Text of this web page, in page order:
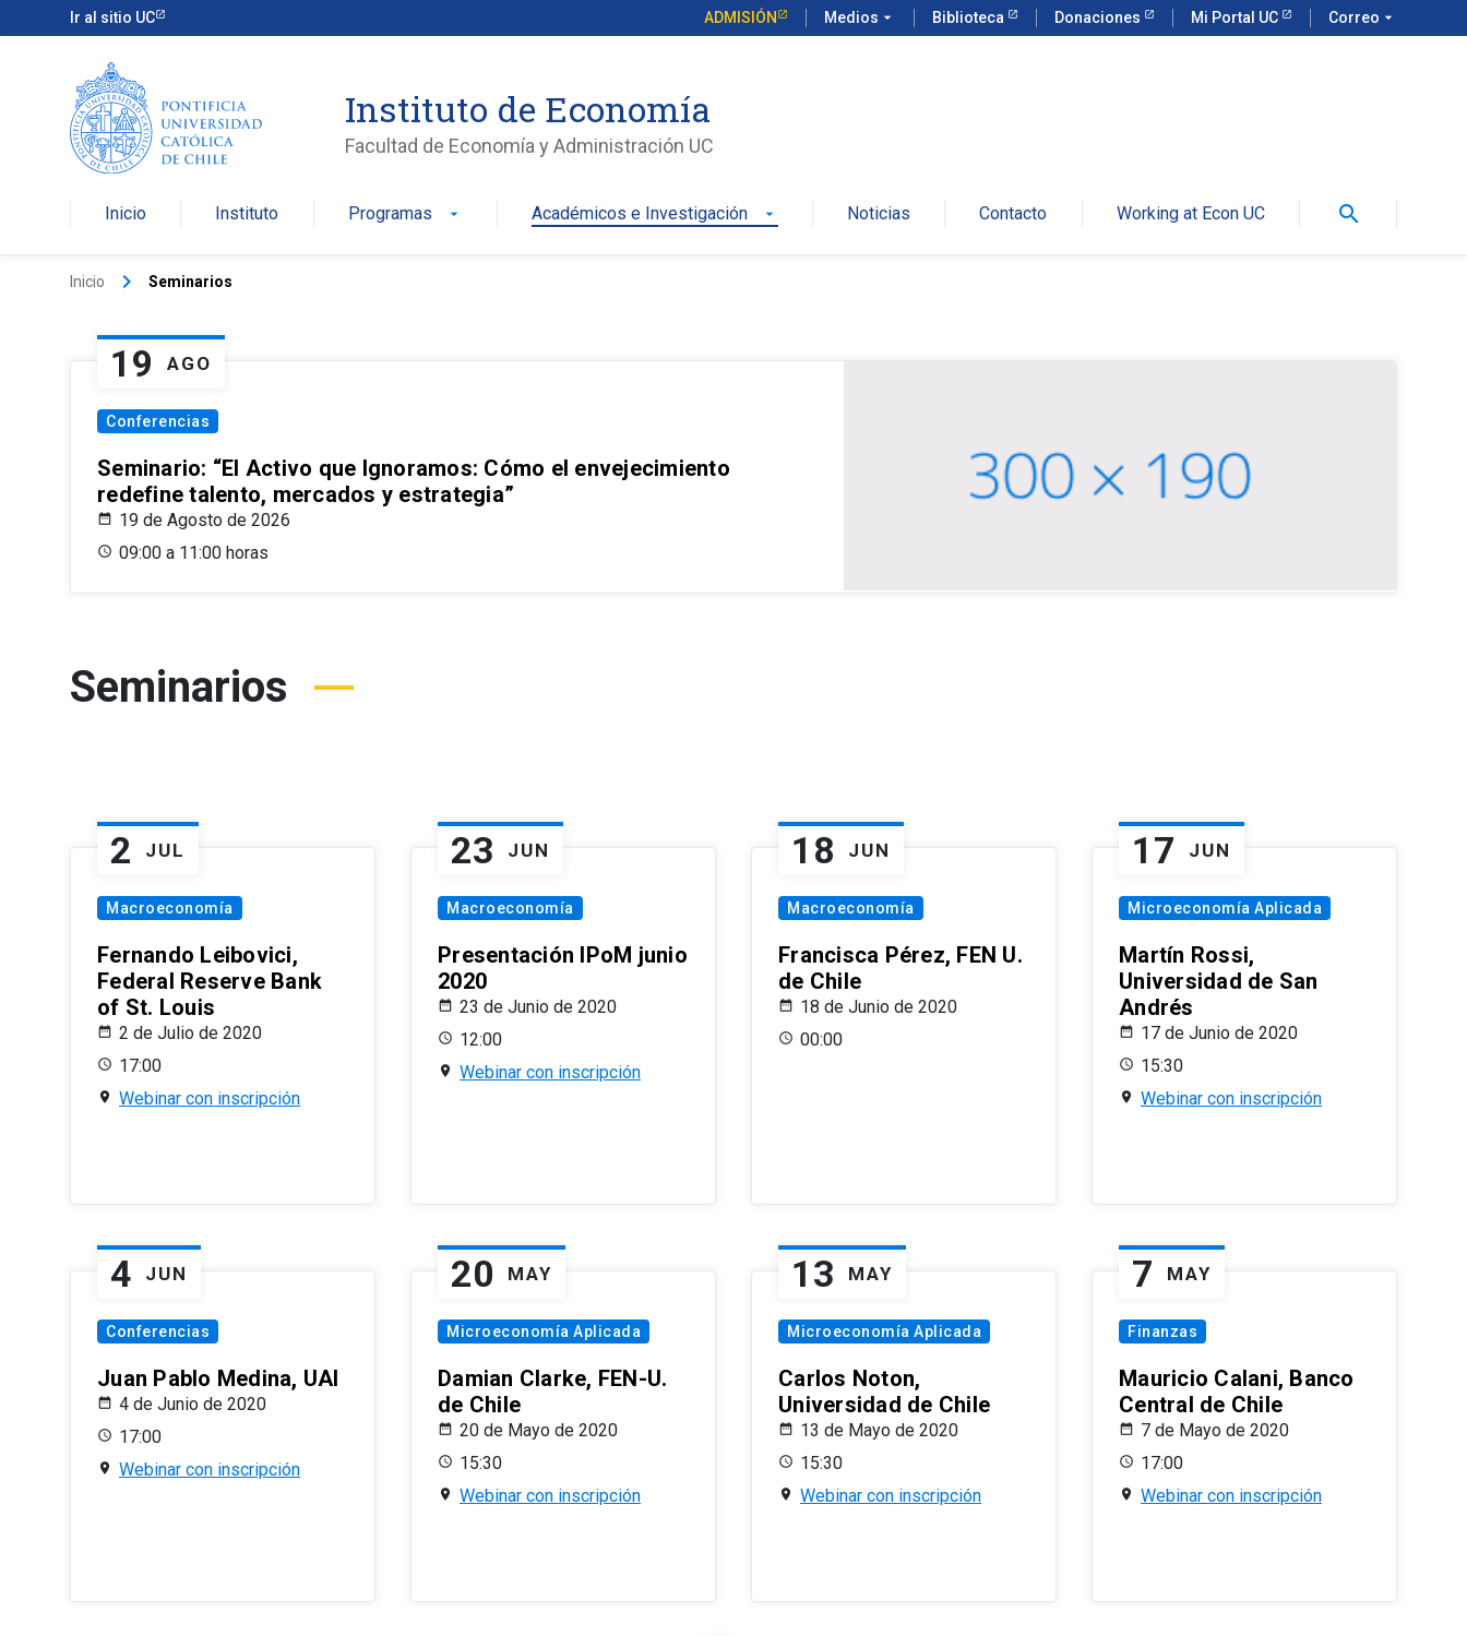
Ir al sitio UC ADMISIÓN Medios arrow_drop_down Biblioteca Donaciones Mi Portal UC Correo arrow_drop_down
Instituto de Economía
Facultad de Economía y Administración UC
Inicio Instituto Programas arrow_drop_down Académicos e Investigación arrow_drop_down Noticias Contacto Working at Econ UC search
Inicio keyboard_arrow_right Seminarios
19 AGO
Conferencias
Seminario: “El Activo que Ignoramos: Cómo el envejecimiento
redefine talento, mercados y estrategia”
19 de Agosto de 2026
09:00 a 11:00 horas
Seminarios
2 JUL
Macroeconomía
Fernando Leibovici,
Federal Reserve Bank
of St. Louis
2 de Julio de 2020
17:00
Webinar con inscripción
23 JUN
Macroeconomía
Presentación IPoM junio
2020
23 de Junio de 2020
12:00
Webinar con inscripción
18 JUN
Macroeconomía
Francisca Pérez, FEN U.
de Chile
18 de Junio de 2020
00:00
17 JUN
Microeconomía Aplicada
Martín Rossi,
Universidad de San
Andrés
17 de Junio de 2020
15:30
Webinar con inscripción
4 JUN
Conferencias
Juan Pablo Medina, UAI
4 de Junio de 2020
17:00
Webinar con inscripción
20 MAY
Microeconomía Aplicada
Damian Clarke, FEN-U.
de Chile
20 de Mayo de 2020
15:30
Webinar con inscripción
13 MAY
Microeconomía Aplicada
Carlos Noton,
Universidad de Chile
13 de Mayo de 2020
15:30
Webinar con inscripción
7 MAY
Finanzas
Mauricio Calani, Banco
Central de Chile
7 de Mayo de 2020
17:00
Webinar con inscripción